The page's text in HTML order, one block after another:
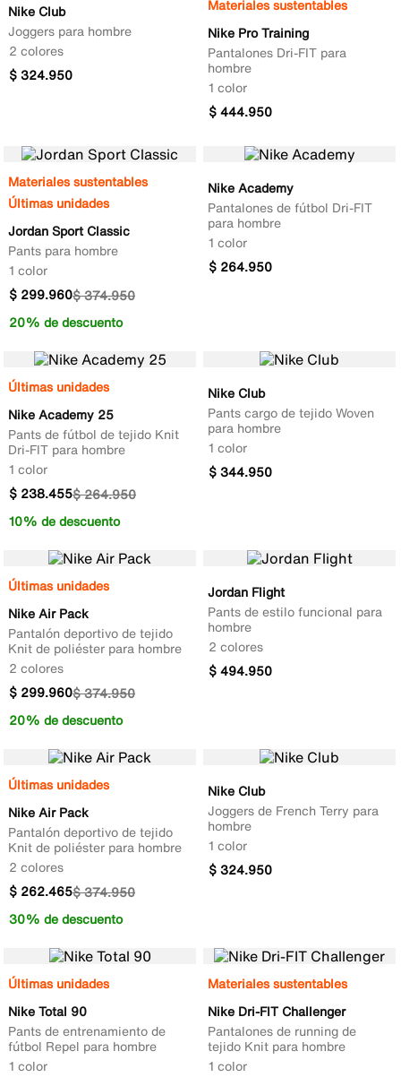
Nike Club
Joggers para hombre
2 colores
$324.950
Materiales sustentables
Nike Pro Training
Pantalones Dri-FIT para
hombre
1 color
$444.950
Materiales sustentables
Últimas unidades
Jordan Sport Classic
Pants para hombre
1 color
$374.950
$ 299.960
20% de descuento
Nike Academy
Pantalones de fútbol Dri-FIT
para hombre
1 color
$ 264.950
Últimas unidades
Nike Academy 25
Pants de fútbol de tejido Knit
Dri-FIT para hombre
1 color
$264.950
$ 238.455
10% de descuento
Nike Club
Pants cargo de tejido Woven
para hombre
1 color
$344.950
Últimas unidades
Nike Air Pack
Pantalón deportivo de tejido
Knit de poliéster para hombre
2 colores
$374.950
$ 299.960
20% de descuento
Jordan Flight
Pants de estilo funcional para
hombre
2 colores
$494.950
Últimas unidades
Nike Air Pack
Pantalón deportivo de tejido
Knit de poliéster para hombre
2 colores
$374.950
$ 262.465
30% de descuento
Nike Club
Joggers de French Terry para
hombre
1 color
$324.950
Últimas unidades
Nike Total 90
Pants de entrenamiento de
fútbol Repel para hombre
1 color
Materiales sustentables
Nike Dri-FIT Challenger
Pantalones de running de
tejido Knit para hombre
1 color